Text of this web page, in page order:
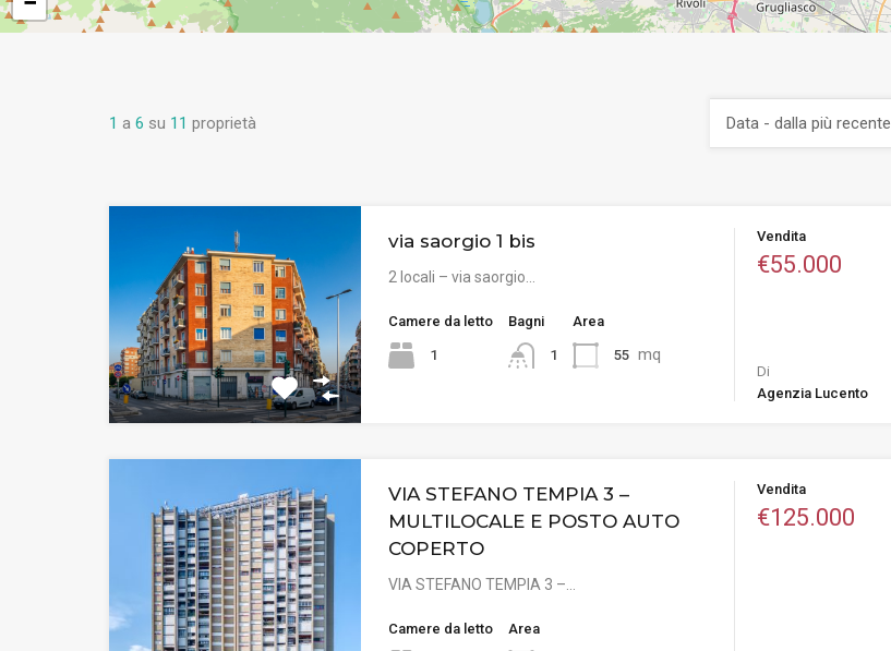
1 a 6 su 11 proprietà Data - dalla più recente
via saorgio 1 bis
2 locali – via saorgio…
Camere da letto
1
Bagni
1
Area
55 mq
Vendita
€55.000
Di
Agenzia Lucento
VIA STEFANO TEMPIA 3 –
MULTILOCALE E POSTO AUTO
COPERTO
VIA STEFANO TEMPIA 3 –…
Camere da letto Area
Vendita
€125.000